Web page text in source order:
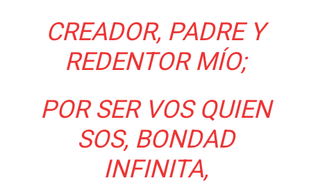
CREADOR, PADRE Y
REDENTOR MÍO;
POR SER VOS QUIEN
SOS, BONDAD
INFINITA,